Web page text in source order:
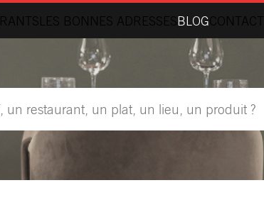
LES BONNES ADRESSESBLOGCONTACT